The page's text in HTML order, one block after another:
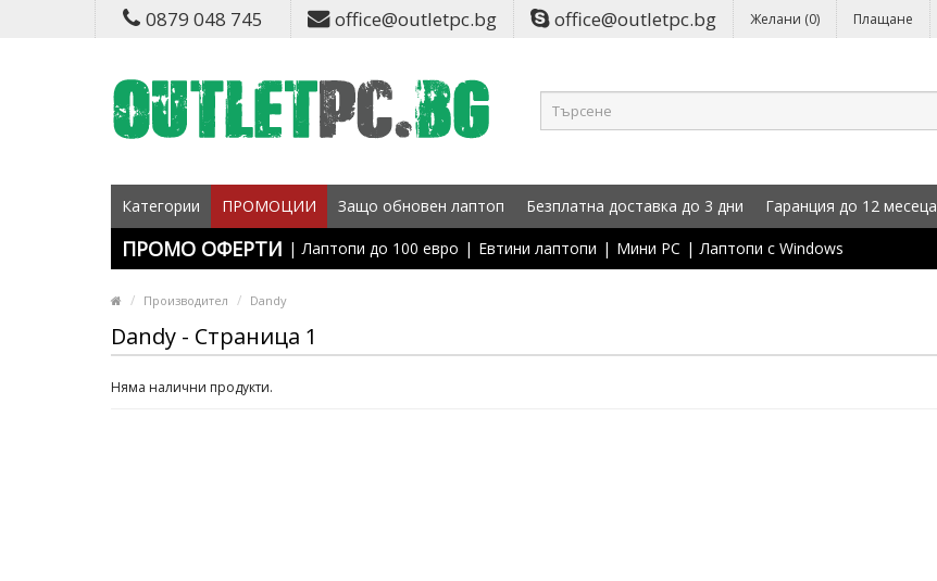
0879 048 745 office@outletpc.bg office@outletpc.bg Желани (0) Плащане
Категории ПРОМОЦИИ Защо обновен лаптоп Безплатна доставка до 3 дни Гаранция до 12 месеца
ПРОМО ОФЕРТИ | Лаптопи до 100 евро | Евтини лаптопи | Мини PC | Лаптопи с Windows
Производител Dandy
Dandy - Страница 1
Няма налични продукти.